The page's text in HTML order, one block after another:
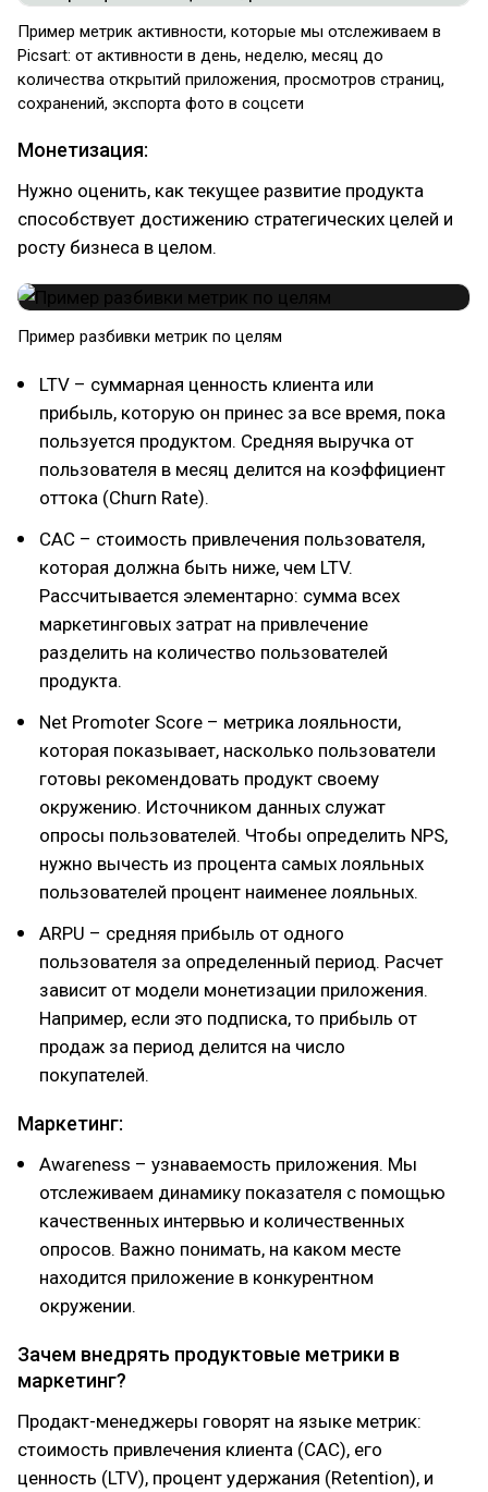
Пример метрик активности, которые мы отслеживаем в
Piсsart: от активности в день, неделю, месяц до
количества открытий приложения, просмотров страниц,
сохранений, экспорта фото в соцсети
Монетизация:
Нужно оценить, как текущее развитие продукта
способствует достижению стратегических целей и
росту бизнеса в целом.
Пример разбивки метрик по целям
LTV – суммарная ценность клиента или
прибыль, которую он принес за все время, пока
пользуется продуктом. Средняя выручка от
пользователя в месяц делится на коэффициент
оттока (Churn Rate).
CAC – стоимость привлечения пользователя,
которая должна быть ниже, чем LTV.
Рассчитывается элементарно: сумма всех
маркетинговых затрат на привлечение
разделить на количество пользователей
продукта.
Net Promoter Score – метрика лояльности,
которая показывает, насколько пользователи
готовы рекомендовать продукт своему
окружению. Источником данных служат
опросы пользователей. Чтобы определить NPS,
нужно вычесть из процента самых лояльных
пользователей процент наименее лояльных.
ARPU – средняя прибыль от одного
пользователя за определенный период. Расчет
зависит от модели монетизации приложения.
Например, если это подписка, то прибыль от
продаж за период делится на число
покупателей.
Маркетинг:
Awareness – узнаваемость приложения. Мы
отслеживаем динамику показателя с помощью
качественных интервью и количественных
опросов. Важно понимать, на каком месте
находится приложение в конкурентном
окружении.
Зачем внедрять продуктовые метрики в
маркетинг?
Продакт-менеджеры говорят на языке метрик:
стоимость привлечения клиента (CAC), его
ценность (LTV), процент удержания (Retention), и